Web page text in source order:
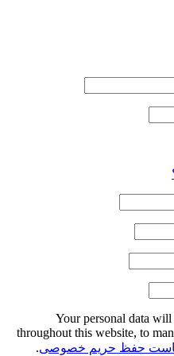
Your personal data
throughout this website, to
حفظ حریم خصوصی.